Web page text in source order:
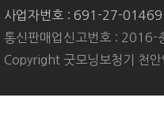
사업자번호 : 691-27-01469
통신판매업신고번호 : 2016-
Copyright 굿모닝보청기 천